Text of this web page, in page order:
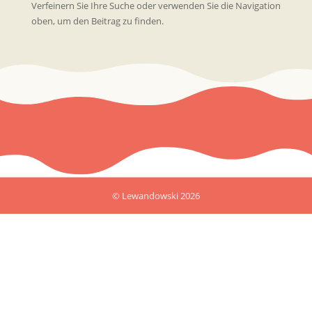
Verfeinern Sie Ihre Suche oder verwenden Sie die Navigation
oben, um den Beitrag zu finden.
© Lewandowski 2026